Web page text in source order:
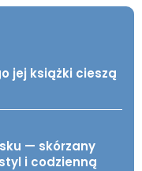
jej książki cieszą
— skórzany
i codzienną